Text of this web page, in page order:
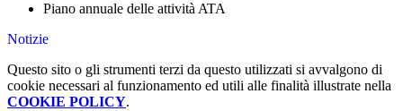
Piano annuale delle attività ATA
Notizie
Questo sito o gli strumenti terzi da questo utilizzati si avvalgono di
cookie necessari al funzionamento ed utili alle finalità illustrate nella
COOKIE POLICY.